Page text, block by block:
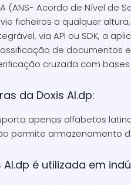
(ANS- Acordo de Nível de
ficheiros a qualquer
via API ou SDK, a
de documentos
cruzada com
da Doxis AI.dp:
apenas alfabetos
permite armazenamento
AI.dp é utilizada em